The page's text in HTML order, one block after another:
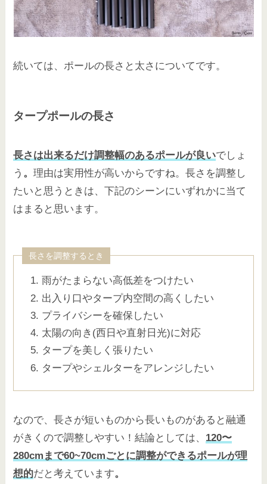
続いては、ポールの長さと太さについてです。
タープポールの長さ
長さは出来るだけ調整幅のあるポールが良いでしょ
う 。理由は実用性が高いからですね。長さを調整し
たいと思うときは、下記のシーンにいずれかに当て
はまると思います。
長さを調整するとき
雨がたまらない高低差をつけたい
出入り口やタープ内空間の高くしたい
プライバシーを確保したい
太陽の向き(西日や直射日光)に対応
タープを美しく張りたい
タープやシェルターをアレンジしたい
なので、長さが短いものから長いものがあると融通
がきくので調整しやすい！結論としては、 120〜
280cmまで60~70cmごとに調整ができるポールが理
想的だと考えています。